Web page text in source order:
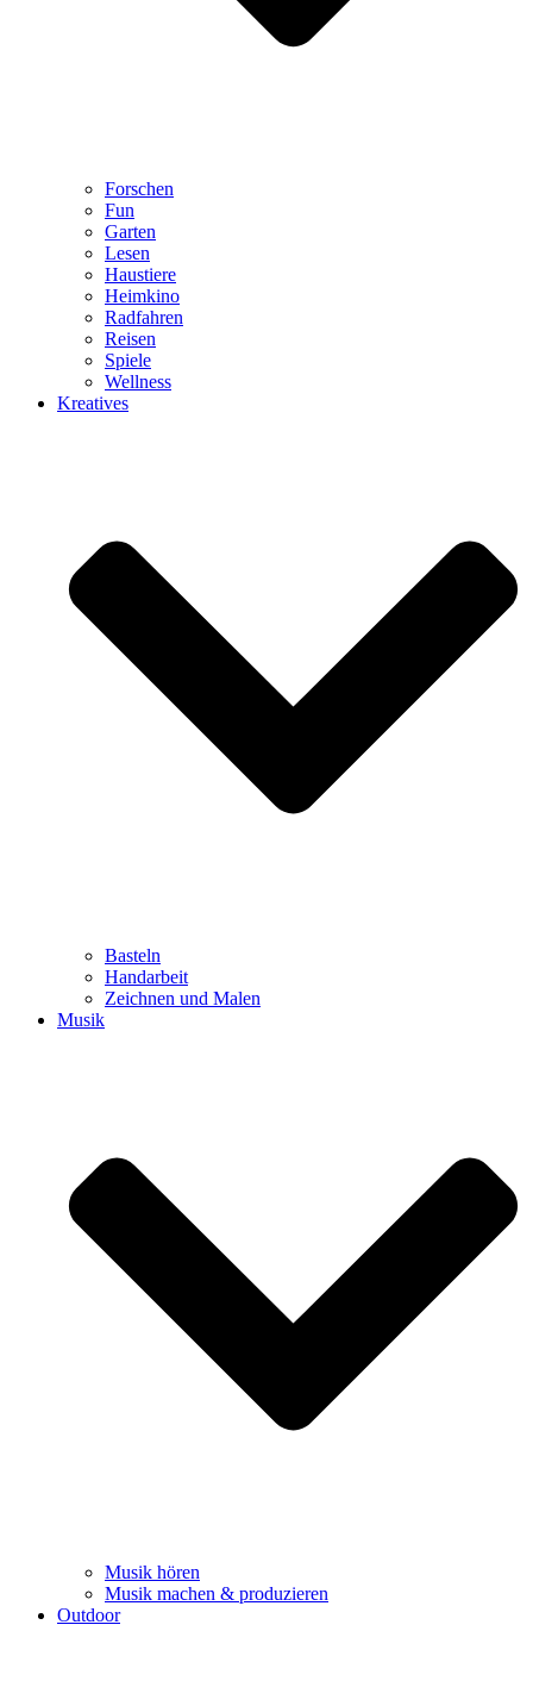
Forschen
Fun
Garten
Lesen
Haustiere
Heimkino
Radfahren
Reisen
Spiele
Wellness
Kreatives
Basteln
Handarbeit
Zeichnen und Malen
Musik
Musik hören
Musik machen & produzieren
Outdoor